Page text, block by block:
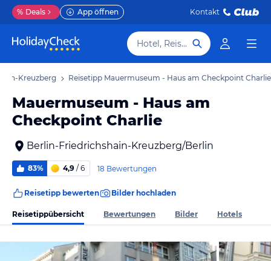
% Deals App öffnen Kontakt
Hotel, Reiseziel
Kreuzberg Reisetipp Mauermuseum - Haus am Checkpoint Charlie
Mauermuseum - Haus am
Checkpoint Charlie
Berlin-Friedrichshain-Kreuzberg/Berlin
83% 4,9 / 6 18 Bewertungen
Reisetipp bewerten Bilder hochladen
Reisetippübersicht Bewertungen Bilder Hotels